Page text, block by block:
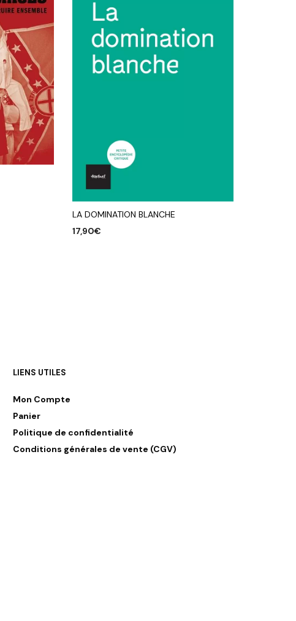
LA DOMINATION BLANCHE
17,90€
LIENS UTILES
Mon Compte
Panier
Politique de confidentialité
Conditions générales de vente (CGV)